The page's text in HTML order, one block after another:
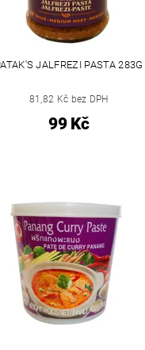
JALFREZI PASTA 283G
81,82 Kč bez DPH
99 Kč